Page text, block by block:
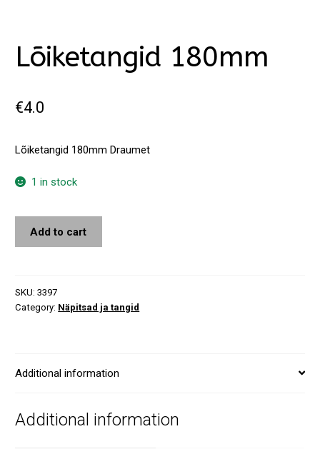
Lõiketangid 180mm
€4.0
Lõiketangid 180mm Draumet
1 in stock
Add to cart
SKU:3397
Category: Näpitsad ja tangid
Additional information
Additional information